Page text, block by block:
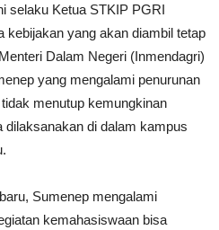
selaku Ketua STKIP PGRI
kebijakan yang akan diambil tetap
Dalam Negeri (Inmendagri)
yang mengalami penurunan
menutup kemungkinan
di dalam kampus
Sumenep mengalami
kemahasiswaan bisa